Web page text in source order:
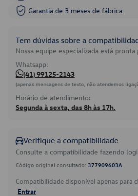
Garantia de 3 meses de fábrica
Tem dúvidas sobre a
Nossa equipe especializada está pronta
Whatsapp:
(41) 99125-2143
(apenas mensagens de texto, não atendemos
Horário de atendimento:
Segunda à sexta, das 8h às 17h.
Verifique a compatibilidade
Consulte a compatibilidade fazendo
Código original consultado: 377909603A
Compatibilidade disponível apenas para
Entrar